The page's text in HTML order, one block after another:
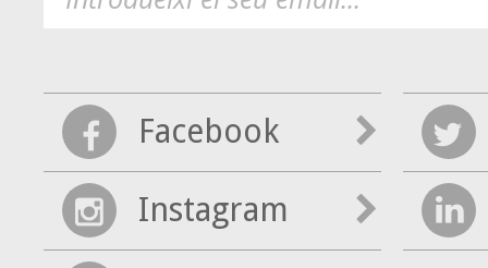
Facebook
Instagram